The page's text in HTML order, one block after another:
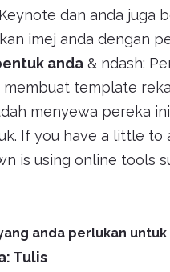
dan anda juga
imej anda dengan
anda & ndash;
template
menyewa pereka
. If you have a little to
is using online tools
anda perlukan
Tulis